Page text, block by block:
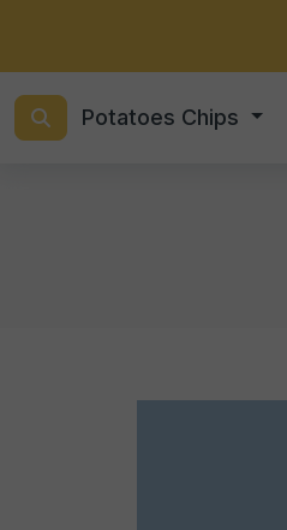
Potatoes Chips